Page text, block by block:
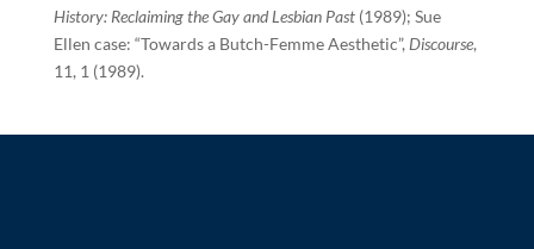
History: Reclaiming the Gay and Lesbian Past(1989); Sue
Ellen case: “Towards a Butch-Femme Aesthetic”, Discourse,
11, 1 (1989).